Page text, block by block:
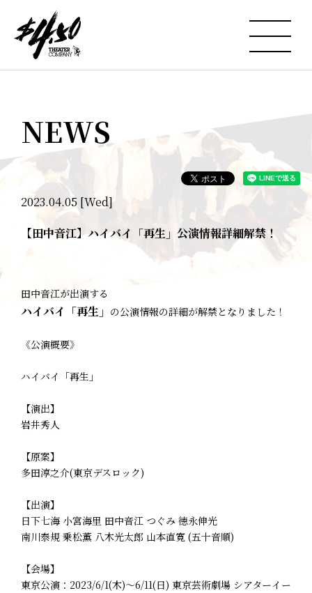
NEWS
2023.04.05 [Wed]
【田中音江】ハイバイ「再生」公演情報詳細解禁！
田中音江が出演する
ハイバイ「再生」 の公演情報の詳細が解禁となりました！
《公演概要》
ハイバイ「再生」
【演出】
岩井秀人
【原案】
多田淳之介(東京デスロック)
【出演】
日下七海 小宮海里 田中音江 つぐみ 徳永伸光
南川泰規 乗松薫 八木光太郎 山本直寛 (五十音順)
【会場】
東京公演：2023/6/1(木)～6/11(日) 東京芸術劇場 シアターイー